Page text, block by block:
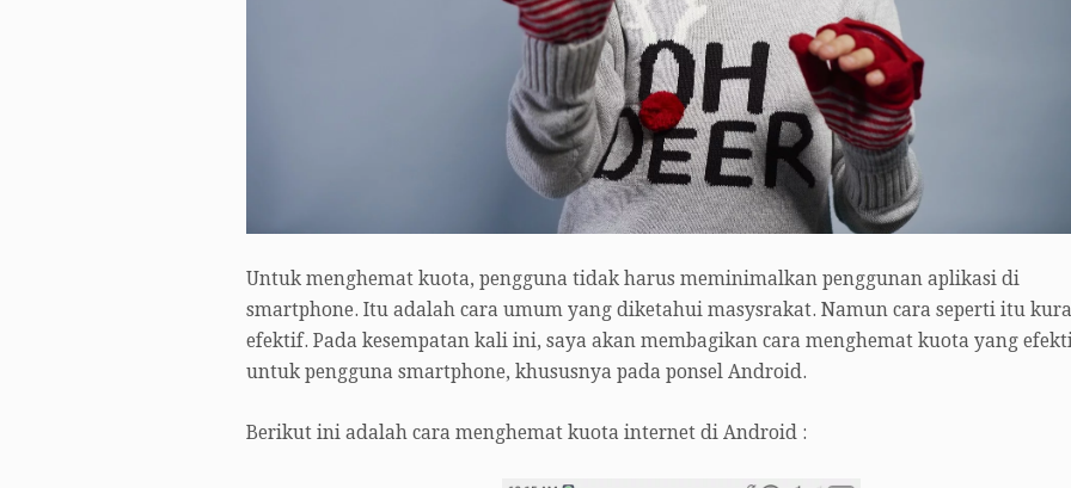
Untuk menghemat kuota, pengguna tidak harus meminimalkan penggunan aplikasi di
smartphone. Itu adalah cara umum yang diketahui masysrakat. Namun cara seperti itu
efektif. Pada kesempatan kali ini, saya akan membagikan cara menghemat kuota yang
untuk pengguna smartphone, khususnya pada ponsel Android.
Berikut ini adalah cara menghemat kuota internet di Android :